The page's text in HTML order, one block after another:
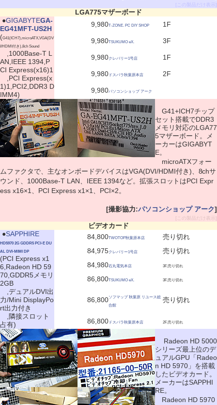
[この製品だけ表示]
LGA775マザーボード
●GIGABYTEGA-
EG41MFT-US2H
(G41(ICH7),microATX,VGA(DV
I/HDMI付き),8ch Sound
,1000Base-T L
AN,IEEE 1394,P
CI Express(x16)1
,PCI Express(x
1)1,PCI2,DDR3 D
IMM4)
9,980T-ZONE. PC DIY SHOP 1F
9,980TSUKUMO eX. 3F
9,980クレバリー1号店 1F
9,980 ドスパラ秋葉原本店 2F
9,980パソコンショップ アーク
G41+ICH7チップ
セット搭載でDDR3
メモリ対応のLGA77
5マザーボード。メ
ーカーはGIGABYT
E。
microATXフォー
ムファクタで、主なオンボードデバイスはVGA(DVI/HDMI付き)、8chサ
ウンド、1000Base-T LAN、IEEE 1394など。拡張スロットはPCI Expr
ess x16×1、PCI Express x1×1、PCI×2。
[撮影協力:パソコンショップ アーク]
[この製品だけ表示]
ビデオカード
●SAPPHIRE
HD5970 2G GDDR5 PCI-E DU
AL DVI-MIMI DP
(PCI Express x1
6,Radeon HD 59
70,GDDR5メモリ
2GB
,デュアルDVI出
力/Mini DisplayPo
rt出力付き
,隣接スロット
占有)
84,800TWOTOP秋葉原本店
売り切れ
84,975クレバリー1号店
売り切れ
84,980石丸電気本店 3F,売り切れ
86,800TSUKUMO eX. 3F,売り切れ
86,800ソフマップ 秋葉原 リユース総
合館
売り切れ
86,800 ドスパラ秋葉原本店 2F,売り切れ
Radeon HD 5000
シリーズ最上位のデ
ュアルGPU「Radeo
n HD 5970」を搭載
したビデオカード。
メーカーはSAPPHI
RE。
Radeon HD 5970